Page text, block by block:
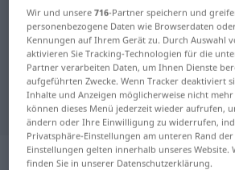
Tschechisch-Deutsch Wörterbuch
Tschechisch-Deutsch
für "chundel"
"chundel" Deutsch
„chundel“: maskulin
Wir und unsere716-Partner speichern und
personenbezogene Daten wie Browserdaten
Kennungen auf Ihrem Gerät zu. Durch Auswahl
aktivieren Sie Tracking-Technologien für die
Partner verarbeiten Daten, um Ihnen Dienste
aufgeführten Zwecke. Wenn Tracker deaktiviert
Inhalte und Anzeigen möglicherweise nicht
können dieses Menü jederzeit wieder aufrufen,
ändern oder Ihre Einwilligung zu widerrufen,
Privatsphäre-Einstellungen am unteren Rand
Einstellungen gelten innerhalb unseres
finden Sie in unserer Datenschutzerklärung.